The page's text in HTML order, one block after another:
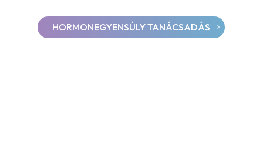
HORMONEGYENSÚLY TANÁCSADÁS